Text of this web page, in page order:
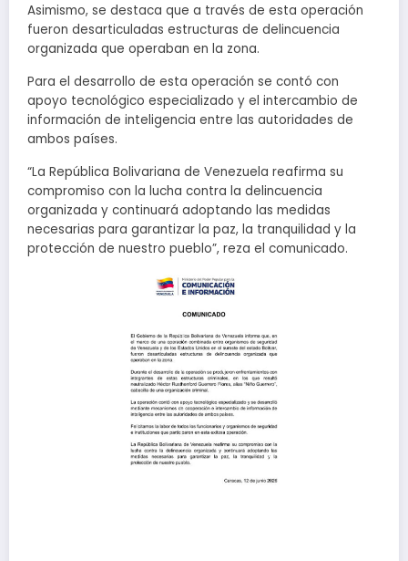
Asimismo, se destaca que a través de esta operación
fueron desarticuladas estructuras de delincuencia
organizada que operaban en la zona.
Para el desarrollo de esta operación se contó con
apoyo tecnológico especializado y el intercambio de
información de inteligencia entre las autoridades de
ambos países.
“La República Bolivariana de Venezuela reafirma su
compromiso con la lucha contra la delincuencia
organizada y continuará adoptando las medidas
necesarias para garantizar la paz, la tranquilidad y la
protección de nuestro pueblo”, reza el comunicado.